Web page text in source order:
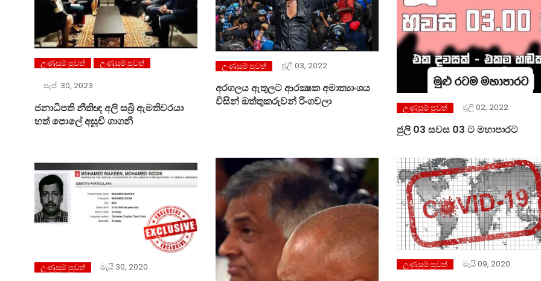
උණුසුම් පුවත්
උණුසුම් පුවත්
සැප්. 30, 2023
ජනාධිපති නීතිඥ අලි සබ්‍රි ඇමතිවරයා
හත් පොලේ අසූචි ගාගනී
උණුසුම් පුවත් ජූලි 03, 2022
අරගලය ඇතුලට ආරක්‍ෂක අමාත්‍යාංශය
විසින් ඔත්තුකරුවන් රිංගවලා
උණුසුම් පුවත් ජූලි 02, 2022
ජුලි 03 සවස 03 ට මහාපාරට
උණුසුම් පුවත් මැයි 30, 2020 උණුසුම් පුවත් මැයි 09, 2020